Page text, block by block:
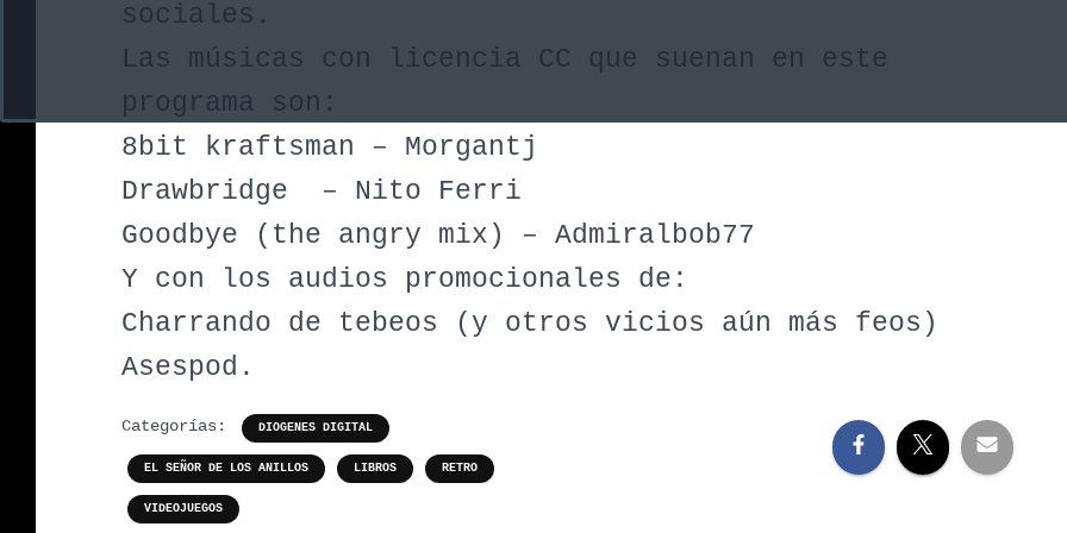
sociales.
Las músicas con licencia CC que suenan en este
programa son:
8bit kraftsman – Morgantj
Drawbridge – Nito Ferri
Goodbye (the angry mix) – Admiralbob77
Y con los audios promocionales de:
Charrando de tebeos (y otros vicios aún más feos)
Asespod.
Categorías: DIOGENES DIGITAL
EL SEÑOR DE LOS ANILLOS LIBROS RETRO
VIDEOJUEGOS